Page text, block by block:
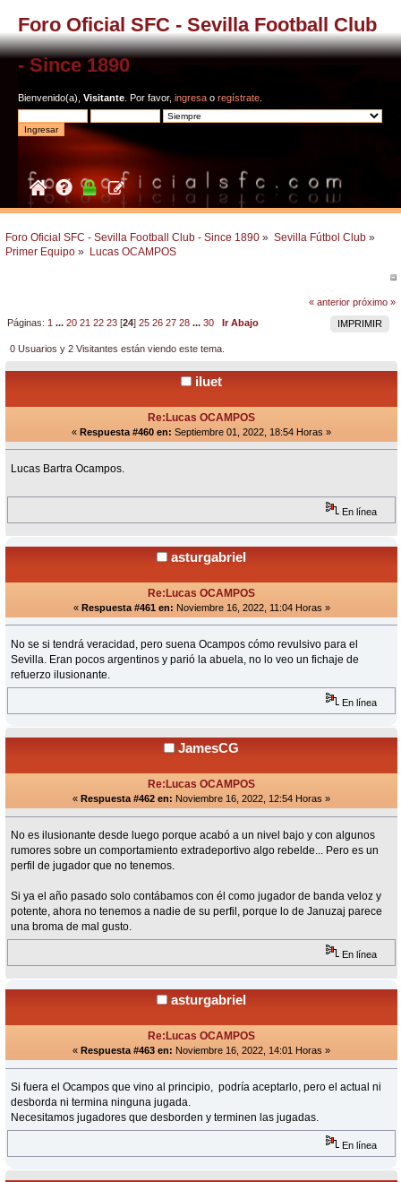
Foro Oficial SFC - Sevilla Football Club
- Since 1890
Bienvenido(a), Visitante . Por favor, ingresa o regístrate
Foro Oficial SFC - Sevilla Football Club - Since 1890 » Sevilla Fútbol Club »
Primer Equipo » Lucas OCAMPOS
« anterior próximo »
IMPRIMIR
Páginas: 1 ...20 21 22 23 [24]25 26 27 28 ...30 Ir Abajo
0 Usuarios y 2 Visitantes están viendo este tema.
iluet
Re:Lucas OCAMPOS
« Respuesta #460 en: Septiembre 01, 2022, 18:54 Horas »
Lucas Bartra Ocampos.
En línea
asturgabriel
Re:Lucas OCAMPOS
« Respuesta #461 en: Noviembre 16, 2022, 11:04 Horas »
No se si tendrá veracidad, pero suena Ocampos cómo revulsivo para el
Sevilla. Eran pocos argentinos y parió la abuela, no lo veo un fichaje de
refuerzo ilusionante.
En línea
JamesCG
Re:Lucas OCAMPOS
« Respuesta #462 en: Noviembre 16, 2022, 12:54 Horas »
No es ilusionante desde luego porque acabó a un nivel bajo y con algunos
rumores sobre un comportamiento extradeportivo algo rebelde... Pero es un
perfil de jugador que no tenemos.
Si ya el año pasado solo contábamos con él como jugador de banda veloz y
potente, ahora no tenemos a nadie de su perfil, porque lo de Januzaj parece
una broma de mal gusto.
En línea
asturgabriel
Re:Lucas OCAMPOS
« Respuesta #463 en: Noviembre 16, 2022, 14:01 Horas »
Si fuera el Ocampos que vino al principio, podría aceptarlo, pero el actual ni
desborda ni termina ninguna jugada.
Necesitamos jugadores que desborden y terminen las jugadas.
En línea